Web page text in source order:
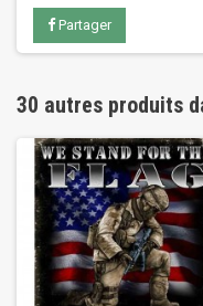
Partager
30 autres produits